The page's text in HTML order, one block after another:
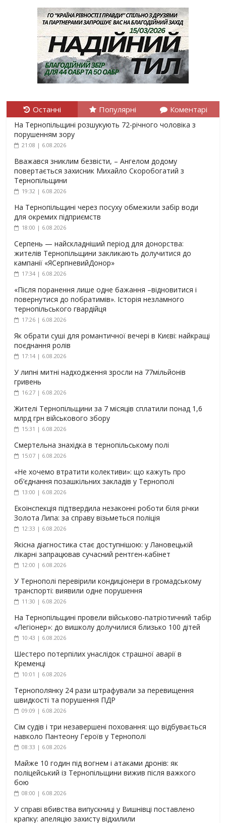
Останні Популярні Коментарі
На Тернопільщині розшукують 72-річного чоловіка з
порушенням зору
21:08 | 6.08.2026
Вважався зниклим безвісти, – Ангелом додому
повертається захисник Михайло Скоробогатий з
Тернопільщини
19:32 | 6.08.2026
На Тернопільщині через посуху обмежили забір води
для окремих підприємств
18:00 | 6.08.2026
Серпень — найскладніший період для донорства:
жителів Тернопільщини закликають долучитися до
кампанії «ЯСерпневийДонор»
17:34 | 6.08.2026
«Після поранення лише одне бажання –відновитися і
повернутися до побратимів». Історія незламного
тернопільського гвардійця
17:26 | 6.08.2026
Як обрати суші для романтичної вечері в Києві: найкращі
поєднання ролів
17:14 | 6.08.2026
У липні митні надходження зросли на 77мільйонів
гривень
16:27 | 6.08.2026
Жителі Тернопільщини за 7 місяців сплатили понад 1,6
млрд грн військового збору
15:31 | 6.08.2026
Смертельна знахідка в тернопільському полі
15:07 | 6.08.2026
«Не хочемо втратити колективи»: що кажуть про
об’єднання позашкільних закладів у Тернополі
13:00 | 6.08.2026
Екоінспекція підтвердила незаконні роботи біля річки
Золота Липа: за справу візьметься поліція
12:33 | 6.08.2026
Якісна діагностика стає доступнішою: у Лановецькій
лікарні запрацював сучасний рентген-кабінет
12:00 | 6.08.2026
У Тернополі перевірили кондиціонери в громадському
транспорті: виявили одне порушення
11:30 | 6.08.2026
На Тернопільщині провели військово-патріотичний табір
«Легіонер»: до вишколу долучилися близько 100 дітей
10:43 | 6.08.2026
Шестеро потерпілих унаслідок страшної аварії в
Кременці
10:01 | 6.08.2026
Тернополянку 24 рази штрафували за перевищення
швидкості та порушення ПДР
09:09 | 6.08.2026
Сім судів і три незавершені поховання: що відбувається
навколо Пантеону Героїв у Тернополі
08:33 | 6.08.2026
Майже 10 годин під вогнем і атаками дронів: як
поліцейський із Тернопільщини вижив після важкого
бою
08:00 | 6.08.2026
У справі вбивства випускниці у Вишнівці поставлено
крапку: апеляцію захисту відхилили